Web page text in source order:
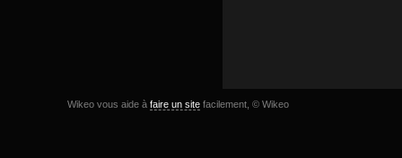
Wikeo vous aide à faire un site facilement, © Wikeo